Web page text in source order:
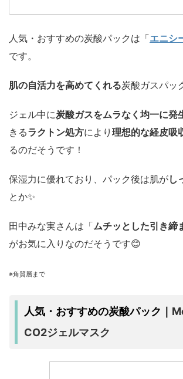
人気・おすすめの炭酸パックは「エニシ
です。
肌の自活力を高めてくれる炭酸ガスパッ
ジェル中に炭酸ガスをムラなく均一に発
きるラクトン処方により 理想的な経皮吸
るのだそうです！
保湿力に優れており、パック後は肌がし
とか✨️
田中みな実さんは「ムチッとした引き締
がお気に入りなのだそうです😊
※角質層まで
人気・おすすめの炭酸パック｜
CO2ジェルマスク